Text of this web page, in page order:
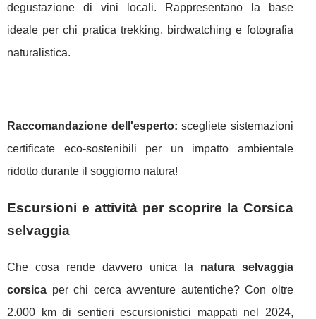
degustazione di vini locali. Rappresentano la base
ideale per chi pratica trekking, birdwatching e fotografia
naturalistica.
Raccomandazione dell'esperto: scegliete sistemazioni
certificate eco-sostenibili per un impatto ambientale
ridotto durante il soggiorno natura!
Escursioni e attività per scoprire la Corsica
selvaggia
Che cosa rende davvero unica la natura selvaggia
corsica per chi cerca avventure autentiche? Con oltre
2.000 km di sentieri escursionistici mappati nel 2024,